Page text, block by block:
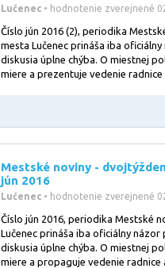
Lučenec • hodnotenie zverejnené
Číslo jún 2016 (2), periodika
mesta Lučenec prináša iba
diskusia úplne chýba. O miestnej
miere a prezentuje vedenie
Mestské noviny -
jún 2016
Lučenec • hodnotenie zverejnené
Číslo jún 2016, periodika Mestské
Lučenec prináša iba oficiálny
diskusia úplne chýba. O miestnej
miere a propaguje vedenie radnice